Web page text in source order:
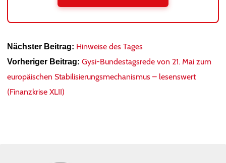
Nächster Beitrag: Hinweise des Tages
Vorheriger Beitrag: Gysi-Bundestagsrede von 21. Mai zum
europäischen Stabilisierungsmechanismus – lesenswert
(Finanzkrise XLII)